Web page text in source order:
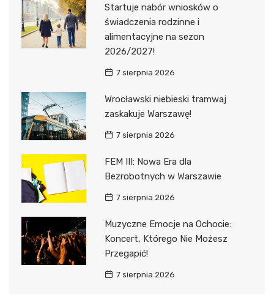
Startuje nabór wniosków o
świadczenia rodzinne i
alimentacyjne na sezon
2026/2027!
7 sierpnia 2026
Wrocławski niebieski tramwaj
zaskakuje Warszawę!
7 sierpnia 2026
FEM III: Nowa Era dla
Bezrobotnych w Warszawie
7 sierpnia 2026
Muzyczne Emocje na Ochocie:
Koncert, Którego Nie Możesz
Przegapić!
7 sierpnia 2026